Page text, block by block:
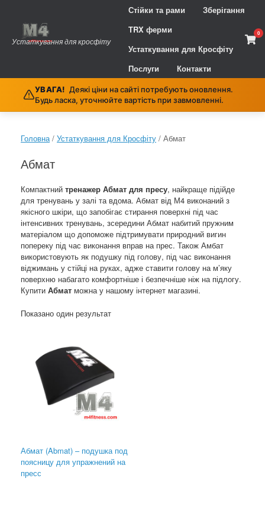
content
Устаткування для кросфіту
Стійки та рами
Зберігання
TRX ферми
Устаткування для Кросфіту
Послуги
Контакти
View
0
УВАГА! Деякі ціни на сайті потребують оновлення.
Будь ласка, уточнюйте вартість при завмовленні.
Головна/ Устаткування для Кросфіту / Абмат
Абмат
Компактний тренажер Абмат для пресу, найкраще підійде
для тренувань у залі та вдома. Абмат від М4 виконаний з
якісного шкіри, що запобігає стирання поверхні під час
інтенсивних тренувань, зсередини Абмат набитий пружним
матеріалом що допоможе підтримувати природний вигин
попереку під час виконання вправ на прес. Також Амбат
використовують як подушку під голову, під час виконання
віджимань у стійці на руках, адже ставити голову на м’яку
поверхню набагато комфортніше і безпечніше ніж на підлогу.
Купити Абмат можна у нашому інтернет магазині.
Показано один результат
Абмат (Abmat) – подушка под
поясницу для упражнений на
пресс